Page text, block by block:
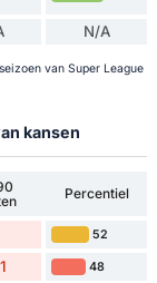
N/A
van Super League
kansen
Percentiel
52
48